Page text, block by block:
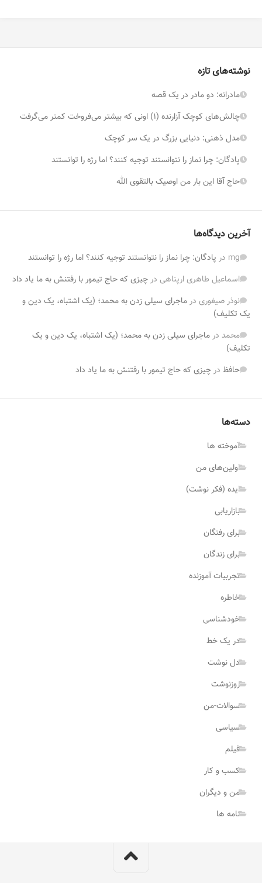
نوشته‌های تازه
مادرانه: دو مادر در یک قصه
چالش‌های کوچک آزارنده (۱) اونی که بیشتر می‌فروخت کمتر می‌گرفت
مدل ذهنی: دنیایی بزرگ در یک سر کوچک
پادگان: چرا نماز را نتوانستند توجیه کنند؟ اما رژه را توانستند
حاج آقا این بار من اوصیک بالتقوی الله
آخرین دیدگاه‌ها
mg در پادگان: چرا نماز را نتوانستند توجیه کنند؟ اما رژه را توانستند
اسماعیل طاهری ارپناهی درچیزی که حاج تیمور با رفتنش به ما یاد داد
نوذر صیفوری درماجرای سیلی زدن به محمد؛ (یک اشتباه، یک دین و
یک تکلیف)
محمد درماجرای سیلی زدن به محمد؛ (یک اشتباه، یک دین و یک
تکلیف)
حافظ‌ درچیزی که حاج تیمور با رفتنش به ما یاد داد
دسته‌ها
آموخته ها
اولین‌های من
ایده (فکر نوشت)
بازاریابی
برای رفتگان
برای زندگان
تجربیات آموزنده
خاطره
خودشناسی
در یک خط
دل نوشت
روزنوشت
سوالات-من
سیاسی
فیلم
کسب و کار
من و دیگران
نامه ها